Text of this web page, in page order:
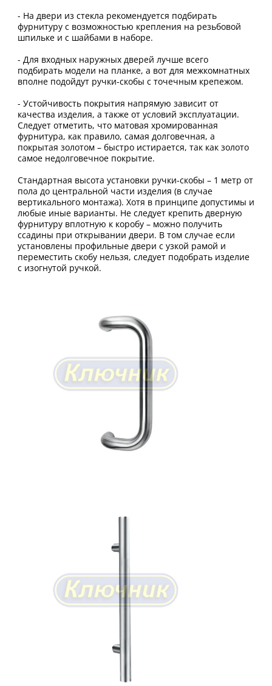
- На двери из стекла рекомендуется подбирать
фурнитуру с возможностью крепления на резьбовой
шпильке и с шайбами в наборе.
- Для входных наружных дверей лучше всего
подбирать модели на планке, а вот для межкомнатных
вполне подойдут ручки-скобы с точечным крепежом.
- Устойчивость покрытия напрямую зависит от
качества изделия, а также от условий эксплуатации.
Следует отметить, что матовая хромированная
фурнитура, как правило, самая долговечная, а
покрытая золотом – быстро истирается, так как золото
самое недолговечное покрытие.
Стандартная высота установки ручки-скобы – 1 метр от
пола до центральной части изделия (в случае
вертикального монтажа). Хотя в принципе допустимы и
любые иные варианты. Не следует крепить дверную
фурнитуру вплотную к коробу – можно получить
ссадины при открывании двери. В том случае если
установлены профильные двери с узкой рамой и
переместить скобу нельзя, следует подобрать изделие
с изогнутой ручкой.